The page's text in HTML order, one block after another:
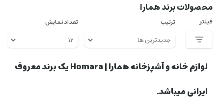
محصولات برند همارا
فیلتر ترتیب تعداد نمایش
لوازم خانه و آشپزخانه همارا | Homara یک برند معروف
ایرانی میباشد.